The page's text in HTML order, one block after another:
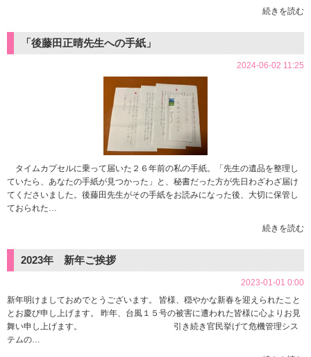
続きを読む
「後藤田正晴先生への手紙」
2024-06-02 11:25
タイムカプセルに乗って届いた２６年前の私の手紙。「先生の遺品を整理し
ていたら、あなたの手紙が見つかった」と、秘書だった方が先日わざわざ届け
てくださいました。後藤田先生がその手紙をお読みになった後、大切に保管し
ておられた…
続きを読む
2023年 新年ご挨拶
2023-01-01 0:00
新年明けましておめでとうございます。 皆様、穏やかな新春を迎えられたこと
とお慶び申し上げます。 昨年、台風１５号の被害に遭われた皆様に心よりお見
舞い申し上げます。 引き続き官民挙げて危機管理シス
テムの…